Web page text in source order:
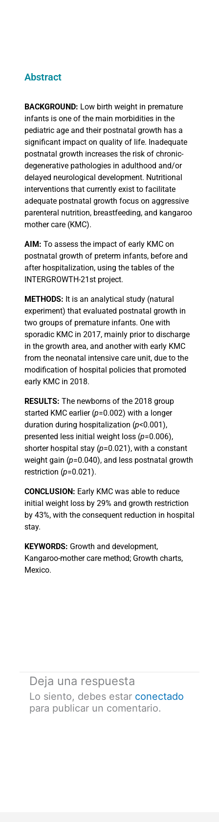
Abstract
BACKGROUND: Low birth weight in premature
infants is one of the main morbidities in the
pediatric age and their postnatal growth has a
significant impact on quality of life. Inadequate
postnatal growth increases the risk of chronic-
degenerative pathologies in adulthood and/or
delayed neurological development. Nutritional
interventions that currently exist to facilitate
adequate postnatal growth focus on aggressive
parenteral nutrition, breastfeeding, and kangaroo
mother care (KMC).
AIM: To assess the impact of early KMC on
postnatal growth of preterm infants, before and
after hospitalization, using the tables of the
INTERGROWTH-21st project.
METHODS: It is an analytical study (natural
experiment) that evaluated postnatal growth in
two groups of premature infants. One with
sporadic KMC in 2017, mainly prior to discharge
in the growth area, and another with early KMC
from the neonatal intensive care unit, due to the
modification of hospital policies that promoted
early KMC in 2018.
RESULTS: The newborns of the 2018 group
started KMC earlier (p=0.002) with a longer
duration during hospitalization (p<0.001),
presented less initial weight loss (p=0.006),
shorter hospital stay (p=0.021), with a constant
weight gain (p=0.040), and less postnatal growth
restriction (p=0.021).
CONCLUSION: Early KMC was able to reduce
initial weight loss by 29% and growth restriction
by 43%, with the consequent reduction in hospital
stay.
KEYWORDS: Growth and development,
Kangaroo-mother care method; Growth charts,
Mexico.
Deja una respuesta
Lo siento, debes estar conectado
para publicar un comentario.